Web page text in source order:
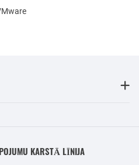
KARSTĀ LĪNIJA